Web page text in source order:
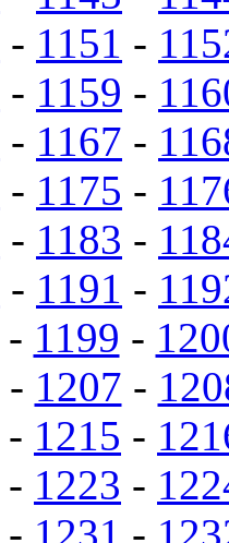
- 1151 -
- 1159 -
- 1167 -
- 1175 -
- 1183 -
- 1191 -
- 1199 -
- 1207 -
- 1215 -
- 1223 -
- 1231 -